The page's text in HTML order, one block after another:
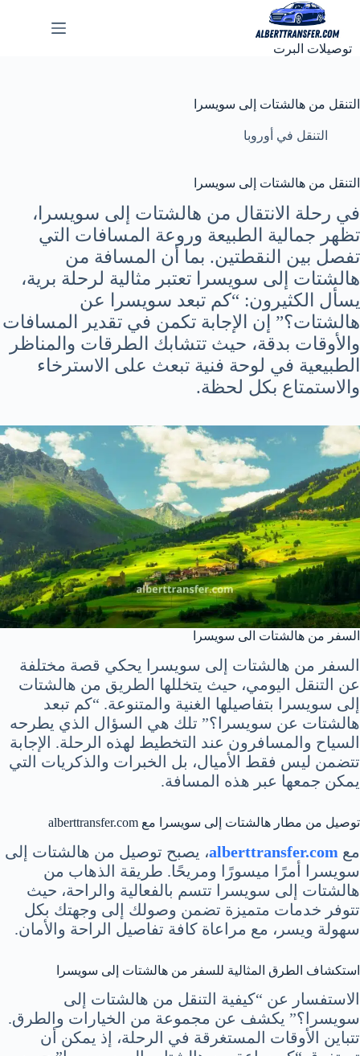
المحتوى
توصيلات البرت
التنقل من هالشتات إلى سويسرا
التنقل في أوروبا
التنقل من هالشتات إلى سويسرا
في رحلة الانتقال من هالشتات إلى سويسرا،
تظهر جمالية الطبيعة وروعة المسافات التي
تفصل بين النقطتين. بما أن المسافة من
هالشتات إلى سويسرا تعتبر مثالية لرحلة برية،
يسأل الكثيرون: “كم تبعد سويسرا عن
هالشتات؟” إن الإجابة تكمن في تقدير المسافات
والأوقات بدقة، حيث تتشابك الطرقات والمناظر
الطبيعية في لوحة فنية تبعث على الاسترخاء
والاستمتاع بكل لحظة.
السفر من هالشتات الى سويسرا
السفر من هالشتات إلى سويسرا يحكي قصة مختلفة
عن التنقل اليومي، حيث يتخللها الطريق من هالشتات
إلى سويسرا بتفاصيلها الغنية والمتنوعة. “كم تبعد
هالشتات عن سويسرا؟” تلك هي السؤال الذي يطرحه
السياح والمسافرون عند التخطيط لهذه الرحلة. الإجابة
تتضمن ليس فقط الأميال، بل الخبرات والذكريات التي
يمكن جمعها عبر هذه المسافة.
توصيل من مطار هالشتات إلى سويسرا مع alberttransfer.com
مع alberttransfer.com، يصبح توصيل من هالشتات إلى
سويسرا أمرًا ميسورًا ومريحًا. طريقة الذهاب من
هالشتات إلى سويسرا تتسم بالفعالية والراحة، حيث
تتوفر خدمات متميزة تضمن وصولك إلى وجهتك بكل
سهولة ويسر، مع مراعاة كافة تفاصيل الراحة والأمان.
استكشاف الطرق المثالية للسفر من هالشتات إلى سويسرا
الاستفسار عن “كيفية التنقل من هالشتات إلى
سويسرا؟” يكشف عن مجموعة من الخيارات والطرق.
تتباين الأوقات المستغرقة في الرحلة، إذ يمكن أن